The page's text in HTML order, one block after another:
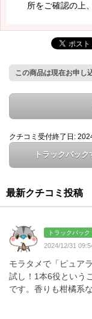
所をご確認の上
この商品は現在お申し
クチコミ受付終了日:
トラックバック
最新クチコミ投稿
トラックバック
2024/12/31
モラタメで「ピュア
試し！1本6役という
です。香りも柑橘系